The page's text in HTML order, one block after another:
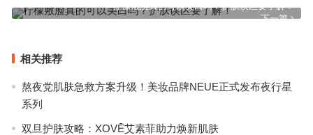
下一篇
柠檬敷脸真的可以美白吗？护肤误区要了解！
相关推荐
熬夜党肌肤急救方案升级！美妆品牌NEUE正式发布夜行星
系列
双旦护肤攻略：XOVĒ艾素菲助力焕新肌肤